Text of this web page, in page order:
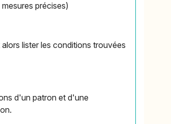
précises)
lister les conditions trouvées
d'un patron et d'une